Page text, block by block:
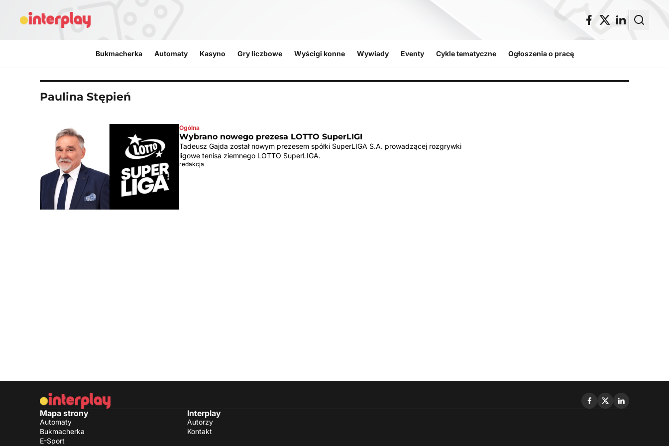
Bukmacherka Automaty Kasyno Gry liczbowe Wyścigi konne Wywiady Eventy Cykle tematyczne Ogłoszenia o pracę
Paulina Stępień
Ogólna
Wybrano nowego prezesa LOTTO SuperLIGI
Tadeusz Gajda został nowym prezesem spółki SuperLIGA S.A. prowadzącej rozgrywki
ligowe tenisa ziemnego LOTTO SuperLIGA.
redakcja
Mapa strony
Automaty
Bukmacherka
E-Sport
Interplay
Autorzy
Kontakt